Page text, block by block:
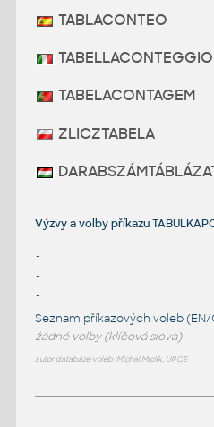
TABLACONTEO
TABELLACONTEGGIO
TABELACONTAGEM
ZLICZTABELA
Výzvy a volby příkazu
-
-
-
Seznam příkazových voleb (EN/
žádné volby (klíčová slova)
autor databáze voleb: Michal Miclík, UPCE